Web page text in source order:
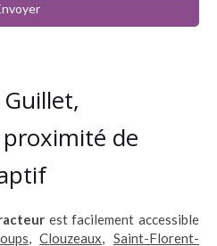
de
est facilement accessible
,Clouzeaux,Saint-Florent-